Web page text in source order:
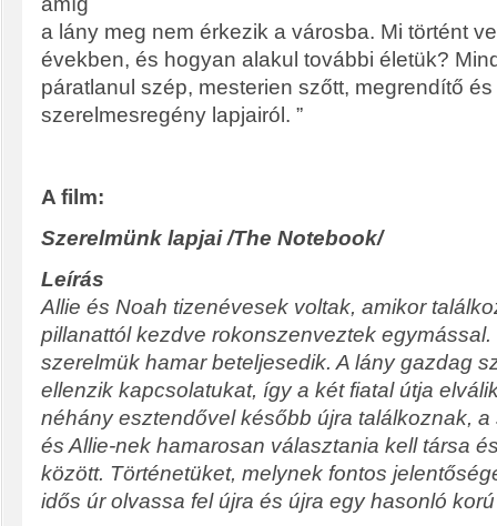
a lány meg nem érkezik a városba. Mi történt
években, és hogyan alakul további életük?
páratlanul szép, mesterien szőtt, megrendítő
szerelmesregény lapjairól. ”
A film:
Szerelmünk lapjai /The Notebook/
Leírás
Allie és Noah tizenévesek voltak, amikor
pillanattól kezdve rokonszenveztek
szerelmük hamar beteljesedik. A lány gazdag
ellenzik kapcsolatukat, így a két fiatal útja
néhány esztendővel később újra találkoznak,
és Allie-nek hamarosan választania kell társa
között. Történetüket, melynek fontos
idős úr olvassa fel újra és újra egy hasonló